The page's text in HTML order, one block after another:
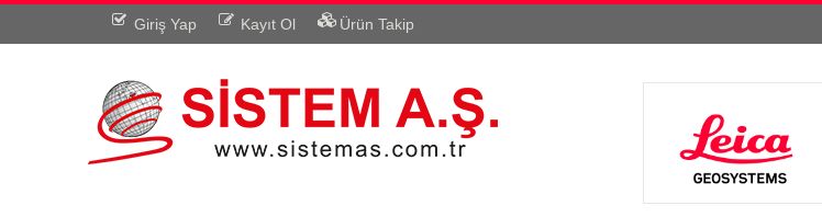
Giriş Yap Kayıt Ol Ürün Takip